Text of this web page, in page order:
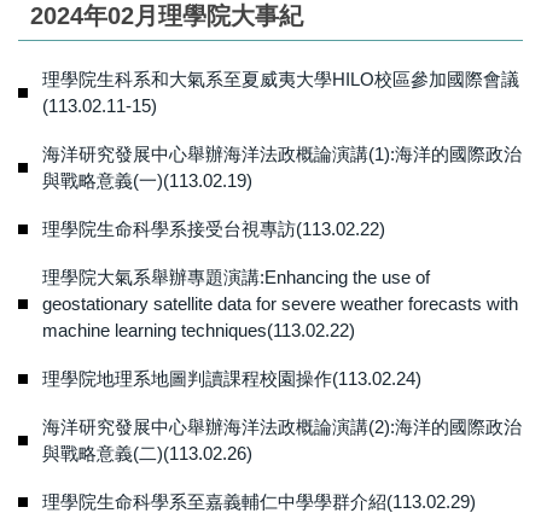
2024年02月理學院大事紀
理學院生科系和大氣系至夏威夷大學HILO校區參加國際會議
(113.02.11-15)
海洋研究發展中心舉辦海洋法政概論演講(1):海洋的國際政治
與戰略意義(一)(113.02.19)
理學院生命科學系接受台視專訪(113.02.22)
理學院大氣系舉辦專題演講:Enhancing the use of
geostationary satellite data for severe weather forecasts with
machine learning techniques(113.02.22)
理學院地理系地圖判讀課程校園操作(113.02.24)
海洋研究發展中心舉辦海洋法政概論演講(2):海洋的國際政治
與戰略意義(二)(113.02.26)
理學院生命科學系至嘉義輔仁中學學群介紹(113.02.29)